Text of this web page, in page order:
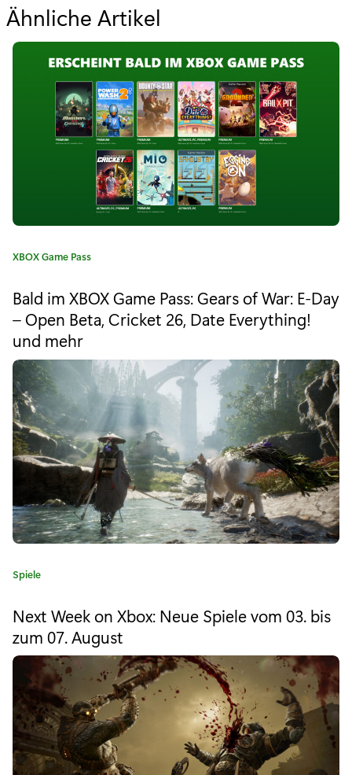
Ähnliche Artikel
ü
r
"
C
r
a
c
o
w
n
3
x
t
r
a
i
i
o
K
e
g
o
e
:
XBOX Game Pass
Bald im XBOX Game Pass: Gears of War: E-Day
– Open Beta, Cricket 26, Date Everything!
und mehr
K
e
g
o
e
:
Spiele
Next Week on Xbox: Neue Spiele vom 03. bis
zum 07. August